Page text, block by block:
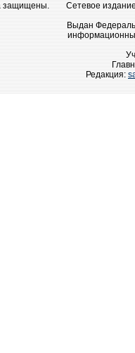
защищены.
Сетевое
Выдан
Редакция: